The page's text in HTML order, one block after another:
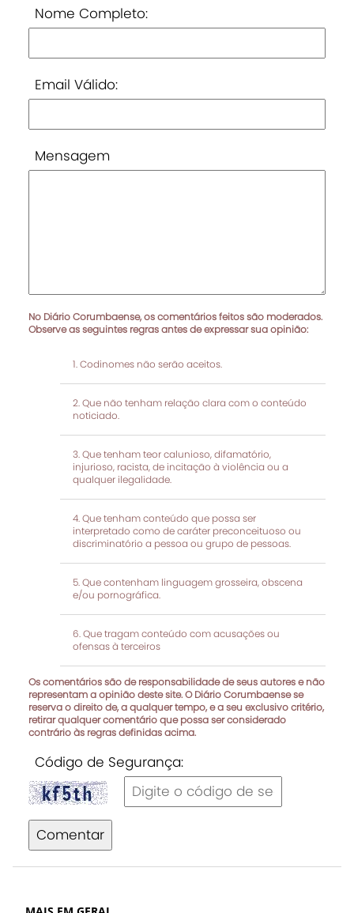
Nome Completo:
Email Válido:
Mensagem
No Diário Corumbaense, os comentários feitos são moderados.
Observe as seguintes regras antes de expressar sua opinião:
Codinomes não serão aceitos.
Que não tenham relação clara com o conteúdo
noticiado.
Que tenham teor calunioso, difamatório,
injurioso, racista, de incitação à violência ou a
qualquer ilegalidade.
Que tenham conteúdo que possa ser
interpretado como de caráter preconceituoso ou
discriminatório a pessoa ou grupo de pessoas.
Que contenham linguagem grosseira, obscena
e/ou pornográfica.
Que tragam conteúdo com acusações ou
ofensas à terceiros
Os comentários são de responsabilidade de seus autores e não
representam a opinião deste site. O Diário Corumbaense se
reserva o direito de, a qualquer tempo, e a seu exclusivo critério,
retirar qualquer comentário que possa ser considerado
contrário às regras definidas acima.
Código de Segurança:
Comentar